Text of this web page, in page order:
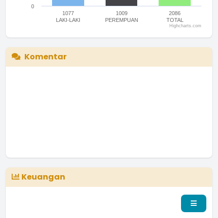
1077
LAKI-LAKI
1009
PEREMPUAN
2086
TOTAL
0
Highcharts.com
Komentar
Keuangan